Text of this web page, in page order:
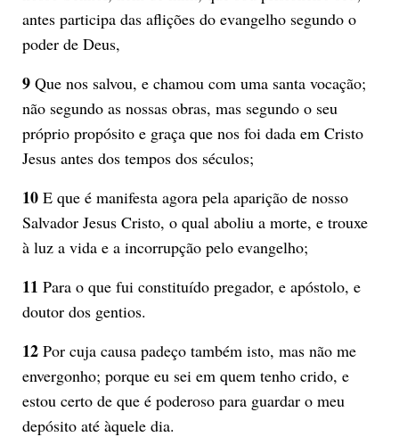
antes participa das aflições do evangelho segundo o
poder de Deus,
9Que nos salvou, e chamou com uma santa vocação;
não segundo as nossas obras, mas segundo o seu
próprio propósito e graça que nos foi dada em Cristo
Jesus antes dos tempos dos séculos;
10E que é manifesta agora pela aparição de nosso
Salvador Jesus Cristo, o qual aboliu a morte, e trouxe
à luz a vida e a incorrupção pelo evangelho;
11 Para o que fui constituído pregador, e apóstolo, e
doutor dos gentios.
12Por cuja causa padeço também isto, mas não me
envergonho; porque eu sei em quem tenho crido, e
estou certo de que é poderoso para guardar o meu
depósito até àquele dia.